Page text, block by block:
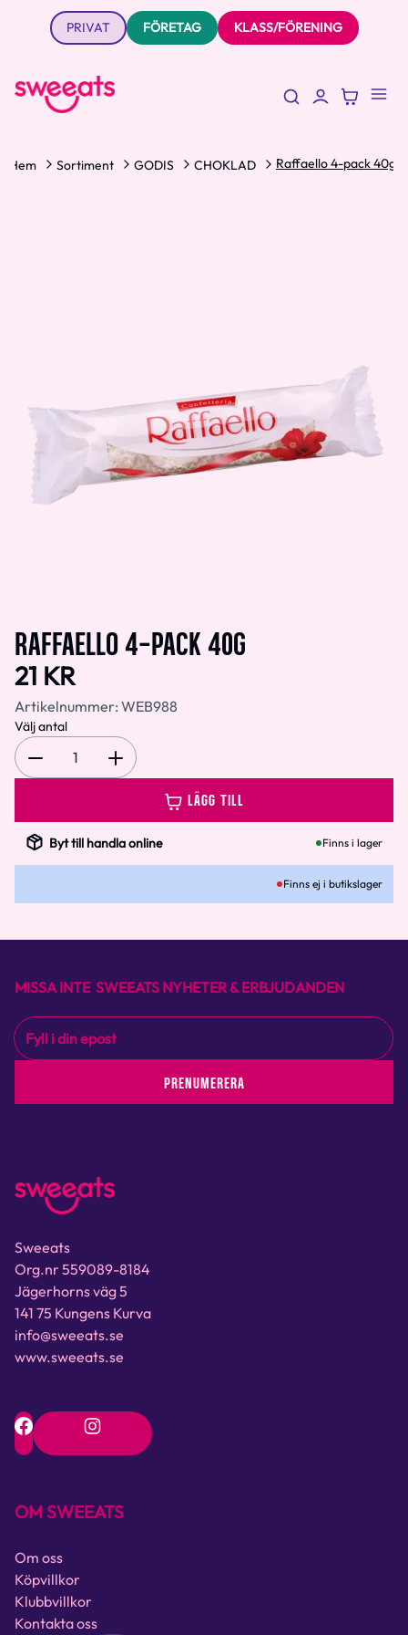
PRIVAT FÖRETAG KLASS/FÖRENING
Hem Sortiment GODIS CHOKLAD Raffaello 4-pack 40g
RAFFAELLO 4-PACK 40G
21 KR
Artikelnummer: WEB988
Välj antal
1
LÄGG TILL
Byt till handla online Finns i lager
Finns ej i butikslager
MISSA INTE SWEEATS NYHETER & ERBJUDANDEN
PRENUMERERA
Sweeats
Org.nr 559089-8184
Jägerhorns väg 5
141 75 Kungens Kurva
info@sweeats.se
www.sweeats.se
OM SWEEATS
Om oss
Köpvillkor
Klubbvillkor
Kontakta oss